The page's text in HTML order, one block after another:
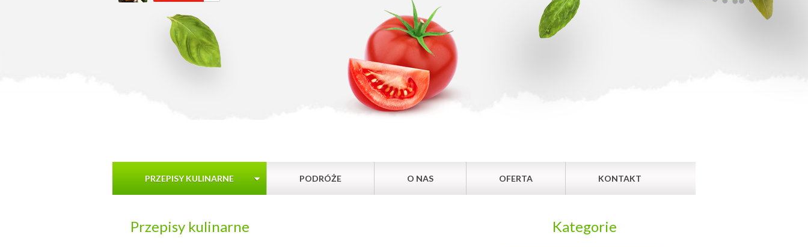
PRZEPISY KULINARNE PODRÓŻE O NAS OFERTA KONTAKT
Przepisy kulinarne Kategorie